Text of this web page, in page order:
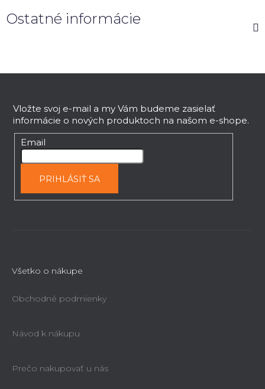
Ostatné informácie
Vložte svoj e-mail a my Vám budeme zasielať
informácie o nových produktoch na našom e-shope.
Email
PRIHLÁSIŤ SA
Všetko o nákupe
Obchodné podmienky
Návod k nákupu
Prečo nakupovať u nás